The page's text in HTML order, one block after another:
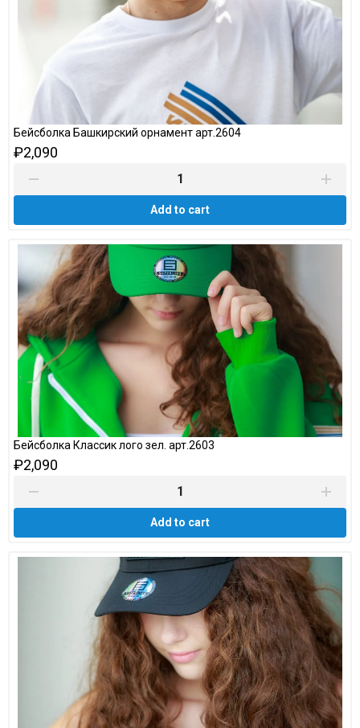
Бейсболка Башкирский орнамент арт.2604
₽2,090
Add to cart
Бейсболка Классик лого зел. арт.2603
₽2,090
Add to cart